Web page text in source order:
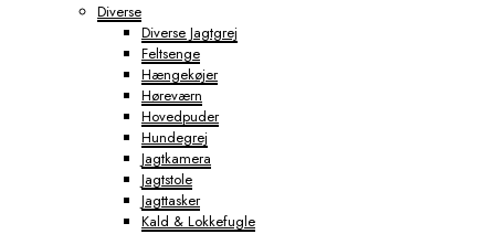
Diverse
Diverse Jagtgrej
Feltsenge
Hængekøjer
Høreværn
Hovedpuder
Hundegrej
Jagtkamera
Jagtstole
Jagttasker
Kald & Lokkefugle